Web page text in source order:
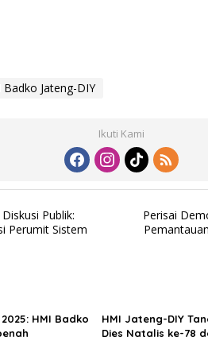
Badko Jateng-DIY
Ikuti Kami
Publik:
Perumit Sistem
Perisai
HMI Badko
HMI Jateng-DIY
Dies Natalis ke-78